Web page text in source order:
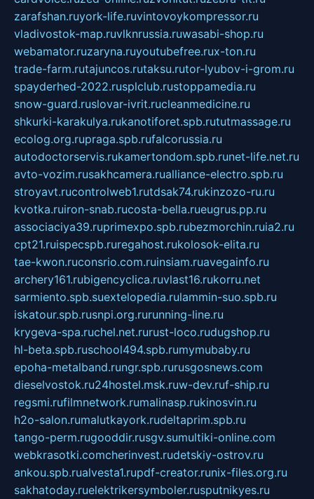
zarafshan.ruyork-life.ruvintovoykompressor.ru
vladivostok-map.ruvlknrussia.ruwasabi-shop.ru
webamator.ruzaryna.ruyoutubefree.rux-ton.ru
trade-farm.rutajuncos.rutaksu.rutor-lyubov-i-grom.ru
spayderhed-2022.rusplclub.rustoppamedia.ru
snow-guard.ruslovar-ivrit.rucleanmedicine.ru
shkurki-karakulya.rukanotiforet.spb.rututmassage.ru
ecolog.org.rupraga.spb.rufalcorussia.ru
autodoctorservis.rukamertondom.spb.runet-life.net.ru
avto-vozim.rusakhcamera.rualliance-electro.spb.ru
stroyavt.rucontrolweb1.rutdsak74.rukinzozo-ru.ru
kvotka.ruiron-snab.rucosta-bella.rueugrus.pp.ru
associaciya39.ruprimexpo.spb.rubezmorchin.ruia2.ru
cpt21.ruispecspb.ruregahost.rukolosok-elita.ru
tae-kwon.ruconsrio.com.ruinsiam.ruavegainfo.ru
archery161.rubigencyclica.ruvlast16.rukorru.net
sarmiento.spb.suextelopedia.rulammin-suo.spb.ru
iskatour.spb.rusnpi.org.rurunning-line.ru
krygeva-spa.ruchel.net.rurust-loco.rudugshop.ru
hl-beta.spb.ruschool494.spb.rumymubaby.ru
epoha-metalband.rungr.spb.rurusgosnews.com
dieselvostok.ru24hostel.msk.ruw-dev.ruf-ship.ru
regsmi.rufilmnetwork.rumalinasp.rukinosvin.ru
h2o-salon.rumalutkayork.rudeltaprim.spb.ru
tango-perm.rugooddir.rusgv.sumultiki-online.com
webkrasotki.comcherinvest.rudetskiy-ostrov.ru
ankou.spb.rualvesta1.rupdf-creator.runix-files.org.ru
sakhatoday.ruelektrikersymboler.rusputnikyes.ru